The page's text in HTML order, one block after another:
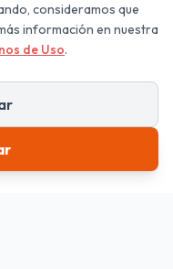
consideramos que
información en nuestra
de Uso.